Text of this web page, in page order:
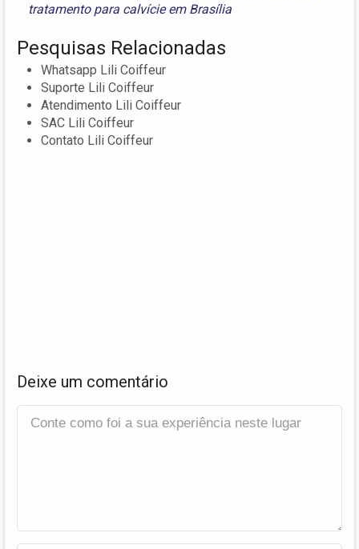
tratamento para calvície em Brasília
Pesquisas Relacionadas
Whatsapp Lili Coiffeur
Suporte Lili Coiffeur
Atendimento Lili Coiffeur
SAC Lili Coiffeur
Contato Lili Coiffeur
Deixe um comentário